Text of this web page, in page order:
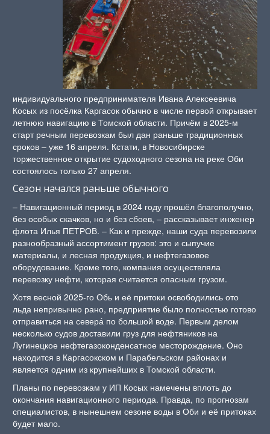
индивидуального предпринимателя Ивана Алексеевича
Косых из посёлка Каргасок обычно в числе первой открывает
летнюю навигацию в Томской области. Причём в 2025-м
старт речным перевозкам был дан раньше традиционных
сроков – уже 16 апреля. Кстати, в Новосибирске
торжественное открытие судоходного сезона на реке Оби
состоялось только 27 апреля.
Сезон начался раньше обычного
– Навигационный период в 2024 году прошёл благополучно,
без особых скачков, но и без сбоев, – рассказывает инженер
флота Илья ПЕТРОВ. – Как и прежде, наши суда перевозили
разнообразный ассортимент грузов: это и сыпучие
материалы, и лесная продукция, и нефтегазовое
оборудование. Кроме того, компания осуществляла
перевозку нефти, которая считается опасным грузом.
Хотя весной 2025-го Обь и её притоки освободились ото
льда непривычно рано, предприятие было полностью готово
отправиться на севера́ по большой воде. Первым делом
несколько судов доставили груз для нефтяников на
Лугинецкое нефтегазоконденсатное месторождение. Оно
находится в Каргасокском и Парабельском районах и
является одним из крупнейших в Томской области.
Планы по перевозкам у ИП Косых намечены вплоть до
окончания навигационного периода. Правда, по прогнозам
специалистов, в нынешнем сезоне воды в Оби и её притоках
будет мало.